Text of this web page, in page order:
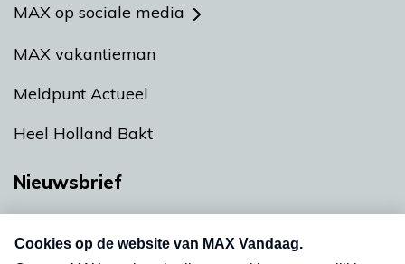
MAX op sociale media
MAX vakantieman
Meldpunt Actueel
Heel Holland Bakt
Nieuwsbrief
nieuwsbrief. Elke vrijdag- en dinsdagochtend in